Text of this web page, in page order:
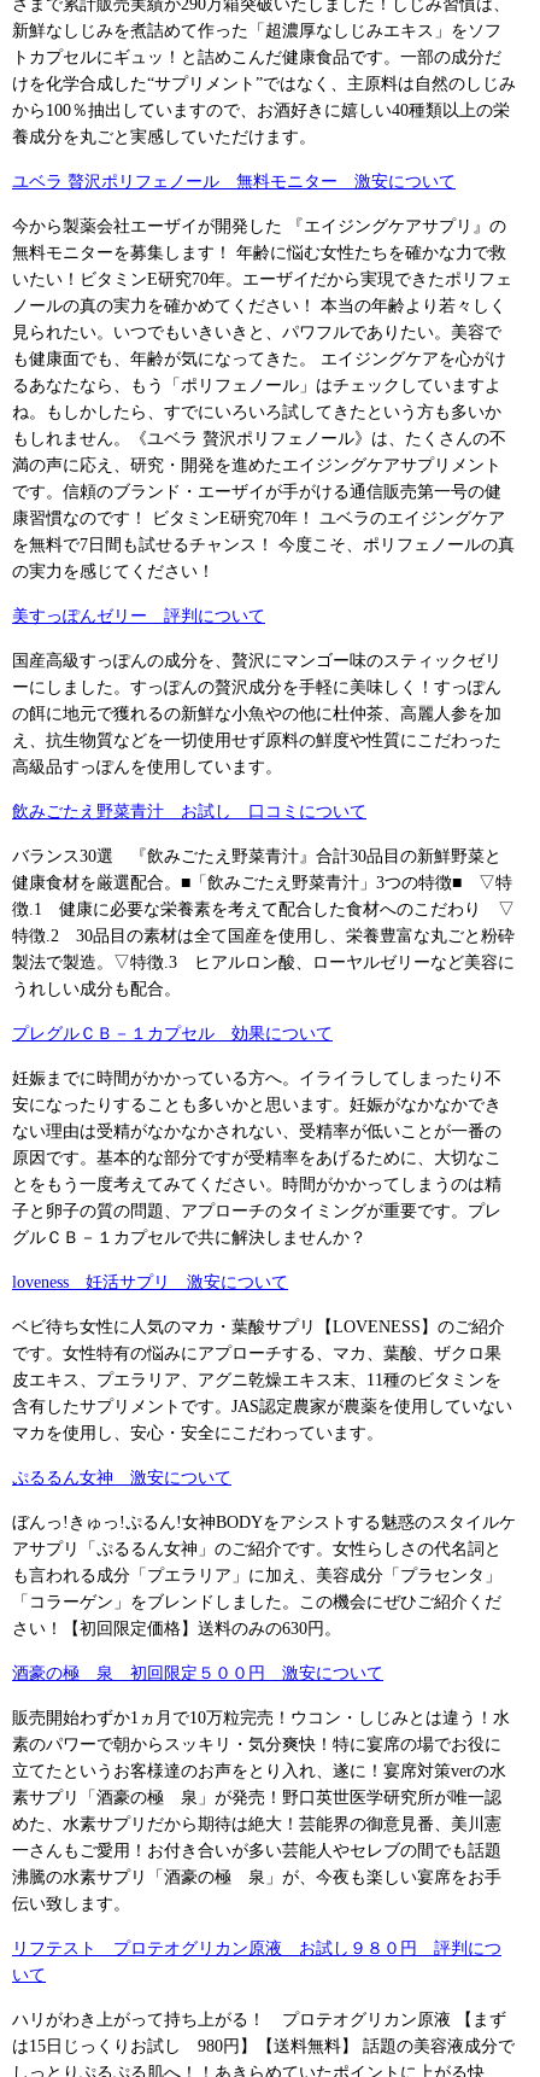
さまで累計販売実績が290万箱突破いたしました！しじみ習慣は、
新鮮なしじみを煮詰めて作った「超濃厚なしじみエキス」をソフ
トカプセルにギュッ！と詰めこんだ健康食品です。一部の成分だ
けを化学合成した“サプリメント”ではなく、主原料は自然のしじみ
から100％抽出していますので、お酒好きに嬉しい40種類以上の栄
養成分を丸ごと実感していただけます。
ユベラ 贅沢ポリフェノール 無料モニター 激安について
今から製薬会社エーザイが開発した 『エイジングケアサプリ』の
無料モニターを募集します！ 年齢に悩む女性たちを確かな力で救
いたい！ビタミンE研究70年。エーザイだから実現できたポリフェ
ノールの真の実力を確かめてください！ 本当の年齢より若々しく
見られたい。いつでもいきいきと、パワフルでありたい。美容で
も健康面でも、年齢が気になってきた。 エイジングケアを心がけ
るあなたなら、もう「ポリフェノール」はチェックしていますよ
ね。もしかしたら、すでにいろいろ試してきたという方も多いか
もしれません。《ユベラ 贅沢ポリフェノール》は、たくさんの不
満の声に応え、研究・開発を進めたエイジングケアサプリメント
です。信頼のブランド・エーザイが手がける通信販売第一号の健
康習慣なのです！ ビタミンE研究70年！ ユベラのエイジングケア
を無料で7日間も試せるチャンス！ 今度こそ、ポリフェノールの真
の実力を感じてください！
美すっぽんゼリー 評判について
国産高級すっぽんの成分を、贅沢にマンゴー味のスティックゼリ
ーにしました。すっぽんの贅沢成分を手軽に美味しく！すっぽん
の餌に地元で獲れるの新鮮な小魚やの他に杜仲茶、高麗人参を加
え、抗生物質などを一切使用せず原料の鮮度や性質にこだわった
高級品すっぽんを使用しています。
飲みごたえ野菜青汁 お試し 口コミについて
バランス30選 『飲みごたえ野菜青汁』合計30品目の新鮮野菜と
健康食材を厳選配合。■「飲みごたえ野菜青汁」3つの特徴■ ▽特
徴.1 健康に必要な栄養素を考えて配合した食材へのこだわり ▽
特徴.2 30品目の素材は全て国産を使用し、栄養豊富な丸ごと粉砕
製法で製造。▽特徴.3 ヒアルロン酸、ローヤルゼリーなど美容に
うれしい成分も配合。
プレグルＣＢ－１カプセル 効果について
妊娠までに時間がかかっている方へ。イライラしてしまったり不
安になったりすることも多いかと思います。妊娠がなかなかでき
ない理由は受精がなかなかされない、受精率が低いことが一番の
原因です。基本的な部分ですが受精率をあげるために、大切なこ
とをもう一度考えてみてください。時間がかかってしまうのは精
子と卵子の質の問題、アプローチのタイミングが重要です。プレ
グルＣＢ－１カプセルで共に解決しませんか？
loveness 妊活サプリ 激安について
ベビ待ち女性に人気のマカ・葉酸サプリ【LOVENESS】のご紹介
です。女性特有の悩みにアプローチする、マカ、葉酸、ザクロ果
皮エキス、プエラリア、アグニ乾燥エキス末、11種のビタミンを
含有したサプリメントです。JAS認定農家が農薬を使用していない
マカを使用し、安心・安全にこだわっています。
ぷるるん女神 激安について
ぼんっ!きゅっ!ぷるん!女神BODYをアシストする魅惑のスタイルケ
アサプリ「ぷるるん女神」のご紹介です。女性らしさの代名詞と
も言われる成分「プエラリア」に加え、美容成分「プラセンタ」
「コラーゲン」をブレンドしました。この機会にぜひご紹介くだ
さい！【初回限定価格】送料のみの630円。
酒豪の極 泉 初回限定５００円 激安について
販売開始わずか1ヵ月で10万粒完売！ウコン・しじみとは違う！水
素のパワーで朝からスッキリ・気分爽快！特に宴席の場でお役に
立てたというお客様達のお声をとり入れ、遂に！宴席対策verの水
素サプリ「酒豪の極 泉」が発売！野口英世医学研究所が唯一認
めた、水素サプリだから期待は絶大！芸能界の御意見番、美川憲
一さんもご愛用！お付き合いが多い芸能人やセレブの間でも話題
沸騰の水素サプリ「酒豪の極 泉」が、今夜も楽しい宴席をお手
伝い致します。
リフテスト プロテオグリカン原液 お試し９８０円 評判につ
いて
ハリがわき上がって持ち上がる！ プロテオグリカン原液 【まず
は15日じっくりお試し 980円】【送料無料】 話題の美容液成分で
しっとりぷるぷる肌へ！！あきらめていたポイントに上がる快